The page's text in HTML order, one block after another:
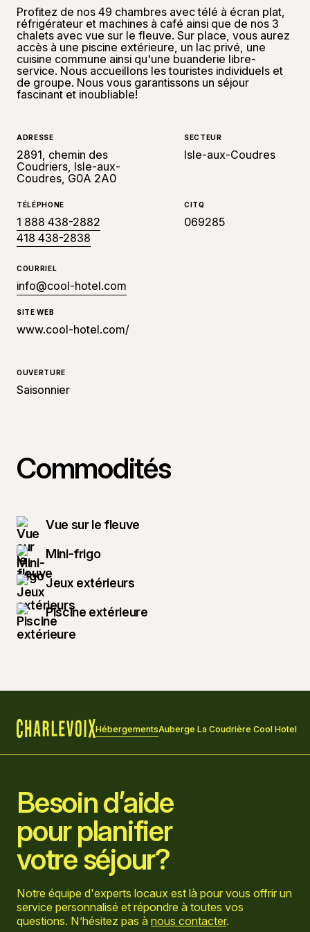
Profitez de nos 49 chambres avec télé à écran plat,
réfrigérateur et machines à café ainsi que de nos 3
chalets avec vue sur le fleuve. Sur place, vous aurez
accès à une piscine extérieure, un lac privé, une
cuisine commune ainsi qu'une buanderie libre-
service. Nous accueillons les touristes individuels et
de groupe. Nous vous garantissons un séjour
fascinant et inoubliable!
ADRESSE
2891, chemin des
Coudriers, Isle-aux-
Coudres, G0A 2A0
SECTEUR
Isle-aux-Coudres
TÉLÉPHONE
1 888 438-2882
418 438-2838
CITQ
069285
COURRIEL
info@cool-hotel.com
SITE WEB
www.cool-hotel.com/
OUVERTURE
Saisonnier
Commodités
Vue sur le fleuve
Mini-frigo
Jeux extérieurs
Piscine extérieure
HébergementsAuberge La Coudrière Cool Hotel
Besoin d’aide
pour planifier
votre séjour?
Notre équipe d'experts locaux est là pour vous offrir un
service personnalisé et répondre à toutes vos
questions. N’hésitez pas à nous contacter.